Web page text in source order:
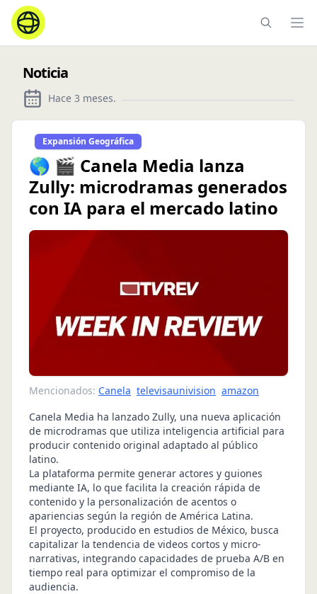
Noticia
Hace 3 meses.
Expansión Geográfica
🌎 🎬 Canela Media lanza
Zully: microdramas generados
con IA para el mercado latino
Mencionados: Canela televisaunivision amazon
Canela Media ha lanzado Zully, una nueva aplicación
de microdramas que utiliza inteligencia artificial para
producir contenido original adaptado al público
latino.
La plataforma permite generar actores y guiones
mediante IA, lo que facilita la creación rápida de
contenido y la personalización de acentos o
apariencias según la región de América Latina.
El proyecto, producido en estudios de México, busca
capitalizar la tendencia de videos cortos y micro-
narrativas, integrando capacidades de prueba A/B en
tiempo real para optimizar el compromiso de la
audiencia.